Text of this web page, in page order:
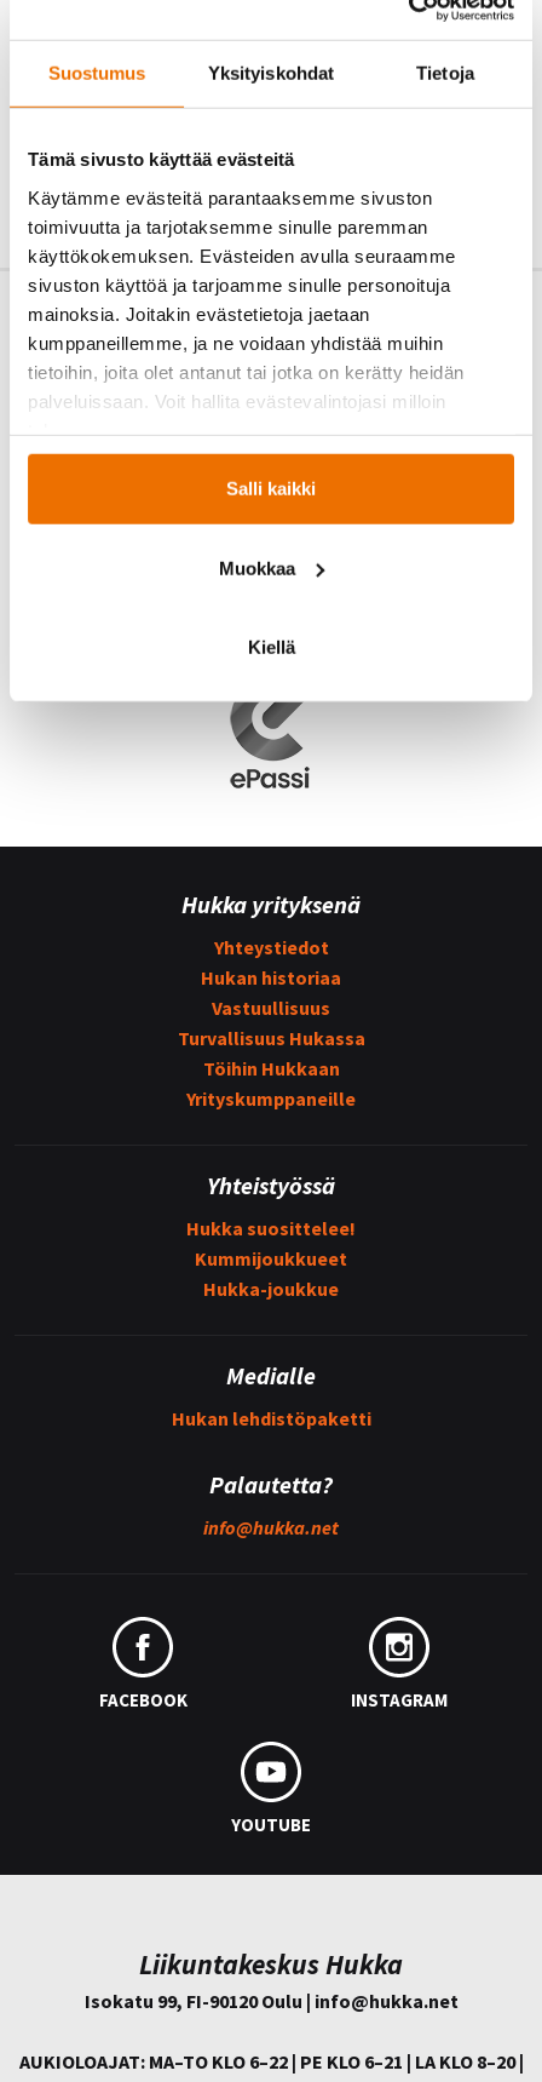
Suostumus Yksityiskohdat Tietoja
Tämä sivusto käyttää evästeitä
Käytämme evästeitä parantaaksemme sivuston
toimivuutta ja tarjotaksemme sinulle paremman
käyttökokemuksen. Evästeiden avulla seuraamme
sivuston käyttöä ja tarjoamme sinulle personoituja
mainoksia. Joitakin evästetietoja jaetaan
kumppaneillemme, ja ne voidaan yhdistää muihin
tietoihin, joita olet antanut tai jotka on kerätty heidän
palveluissaan. Voit hallita evästevalintojasi milloin
Salli kaikki
Muokkaa
Kiellä
Hukka yrityksenä
Yhteystiedot
Hukan historiaa
Vastuullisuus
Turvallisuus Hukassa
Töihin Hukkaan
Yrityskumppaneille
Yhteistyössä
Hukka suosittelee!
Kummijoukkueet
Hukka-joukkue
Medialle
Hukan lehdistöpaketti
Palautetta?
info@hukka.net
FACEBOOK INSTAGRAM
YOUTUBE
Liikuntakeskus Hukka
Isokatu 99, FI-90120 Oulu | info@hukka.net
AUKIOLOAJAT: MA–TO KLO 6–22 | PE KLO 6–21 | LA KLO 8–20 |